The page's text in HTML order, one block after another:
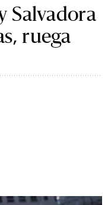
Salvadora
ruega